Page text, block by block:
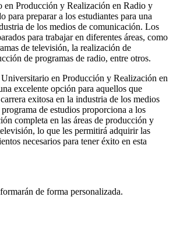
en Producción y Realización en Radio y
para preparar a los estudiantes para una
de los medios de comunicación. Los
para trabajar en diferentes áreas, como
de televisión, la realización de
de programas de radio, entre otros.
en Producción y Realización en
excelente opción para aquellos que
exitosa en la industria de los medios
de estudios proporciona a los
completa en las áreas de producción y
lo que les permitirá adquirir las
necesarios para tener éxito en esta
de forma personalizada.